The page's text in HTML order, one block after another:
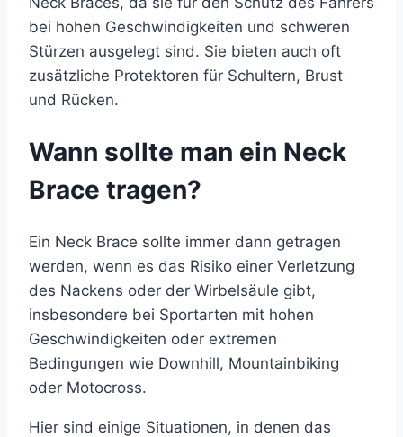
bei hohen Geschwindigkeiten und schweren
Stürzen ausgelegt sind. Sie bieten auch oft
zusätzliche Protektoren für Schultern, Brust
und Rücken.
Wann sollte man ein Neck
Brace tragen?
Ein Neck Brace sollte immer dann getragen
werden, wenn es das Risiko einer Verletzung
des Nackens oder der Wirbelsäule gibt,
insbesondere bei Sportarten mit hohen
Geschwindigkeiten oder extremen
Bedingungen wie Downhill, Mountainbiking
oder Motocross.
Hier sind einige Situationen, in denen das